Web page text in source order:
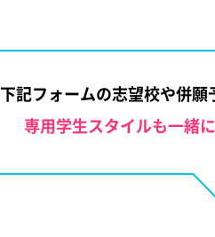
下記フォームの志望校や併
専用学生スタイルも一緒に